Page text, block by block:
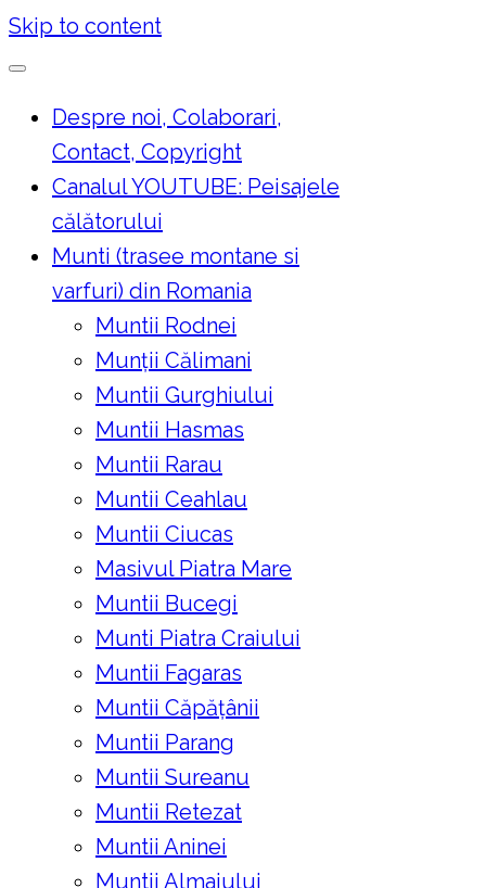
Skip to content
Despre noi, Colaborari,
Contact, Copyright
Canalul YOUTUBE: Peisajele
călătorului
Munti (trasee montane si
varfuri) din Romania
Muntii Rodnei
Munţii Călimani
Muntii Gurghiului
Muntii Hasmas
Muntii Rarau
Muntii Ceahlau
Muntii Ciucas
Masivul Piatra Mare
Muntii Bucegi
Munti Piatra Craiului
Muntii Fagaras
Muntii Căpățânii
Muntii Parang
Muntii Sureanu
Muntii Retezat
Muntii Aninei
Muntii Almajului